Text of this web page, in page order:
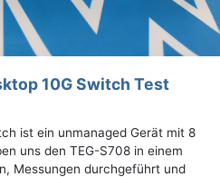
10G Switch Test
ist ein unmanaged Gerät mit 8
uns den TEG-S708 in einem
Messungen durchgeführt und